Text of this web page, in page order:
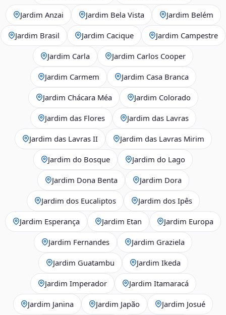
Jardim Anzai Jardim Bela Vista Jardim Belém
Jardim Brasil Jardim Cacique Jardim Campestre
Jardim Carla Jardim Carlos Cooper
Jardim Carmem Jardim Casa Branca
Jardim Chácara Méa Jardim Colorado
Jardim das Flores Jardim das Lavras
Jardim das Lavras II Jardim das Lavras Mirim
Jardim do Bosque Jardim do Lago
Jardim Dona Benta Jardim Dora
Jardim dos Eucaliptos Jardim dos Ipês
Jardim Esperança Jardim Etan Jardim Europa
Jardim Fernandes Jardim Graziela
Jardim Guatambu Jardim Ikeda
Jardim Imperador Jardim Itamaracá
Jardim Janina Jardim Japão Jardim Josué